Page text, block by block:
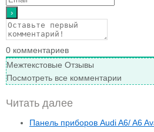
0 комментариев
Межтекстовые Отзывы
Посмотреть все комментарии
Читать далее
Панель приборов Audi A6/ A6